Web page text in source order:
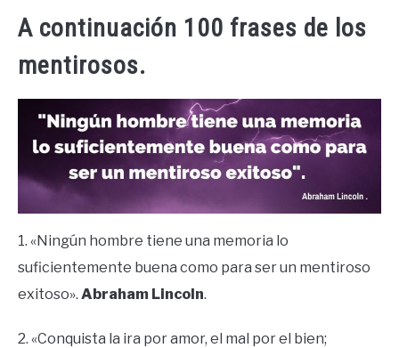
A continuación 100 frases de los
mentirosos.
1. «Ningún hombre tiene una memoria lo
suficientemente buena como para ser un mentiroso
exitoso». Abraham Lincoln.
2. «Conquista la ira por amor, el mal por el bien;